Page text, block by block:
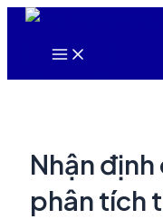
Nhảy
Main
Nhận định
phân tích